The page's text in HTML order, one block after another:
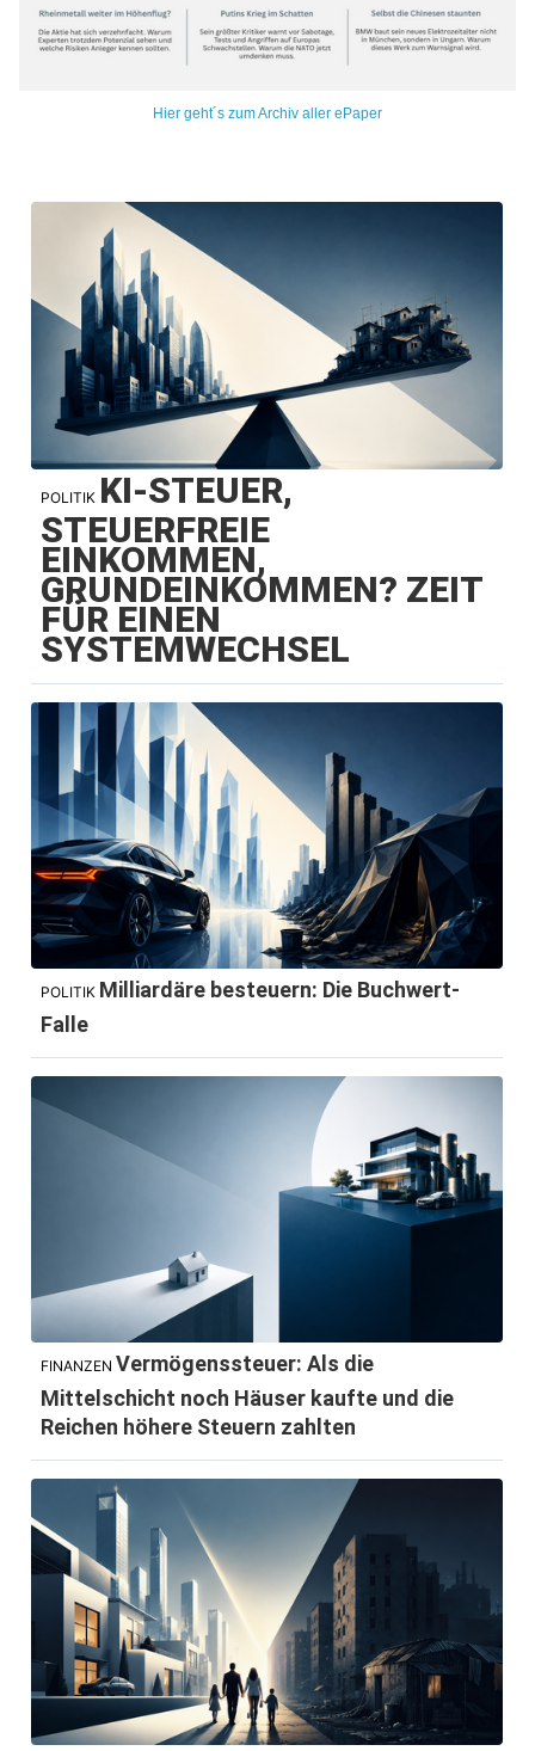
Hier geht´s zum Archiv aller ePaper
POLITIK KI-STEUER,
STEUERFREIE
EINKOMMEN,
GRUNDEINKOMMEN? ZEIT
FÜR EINEN
SYSTEMWECHSEL
POLITIK Milliardäre besteuern: Die Buchwert-
Falle
FINANZEN Vermögenssteuer: Als die
Mittelschicht noch Häuser kaufte und die
Reichen höhere Steuern zahlten